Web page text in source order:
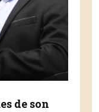
de son